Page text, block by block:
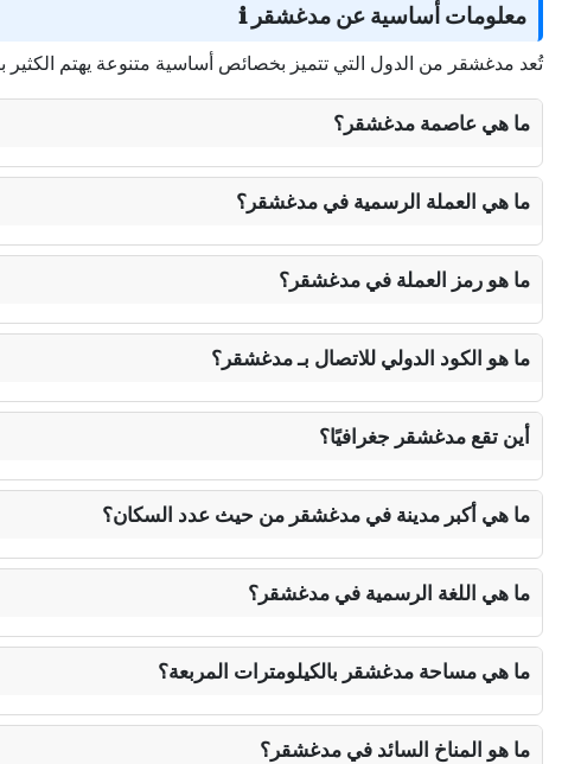
معلومات أساسية عن مدغشقر ℹ️
تُعد مدغشقر من الدول التي تتميز بخصائص أساسية متنوعة يهتم
ما هي عاصمة مدغشقر؟
ما هي العملة الرسمية في مدغشقر؟
ما هو رمز العملة في مدغشقر؟
ما هو الكود الدولي للاتصال بـ مدغشقر؟
أين تقع مدغشقر جغرافيًا؟
ما هي أكبر مدينة في مدغشقر من حيث عدد السكان؟
ما هي اللغة الرسمية في مدغشقر؟
ما هي مساحة مدغشقر بالكيلومترات المربعة؟
ما هو المناخ السائد في مدغشقر؟